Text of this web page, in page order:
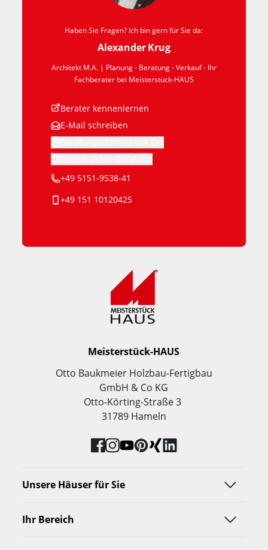
Haben Sie Fragen? Ich bin gern für Sie da:
AlexanderKrug
Architekt M.A. | Planung - Beratung - Verkauf- Ihr
Fachberater bei Meisterstück-HAUS
Berater kennenlernen
+49 5151-9538-41
+49 151 10120425
E-Mail schreiben
Meisterstück-HAUS
Otto Baukmeier Holzbau-Fertigbau
GmbH & Co KG
Otto-Körting-Straße 3
31789 Hameln
Unsere Häuser für Sie
Ihr Bereich